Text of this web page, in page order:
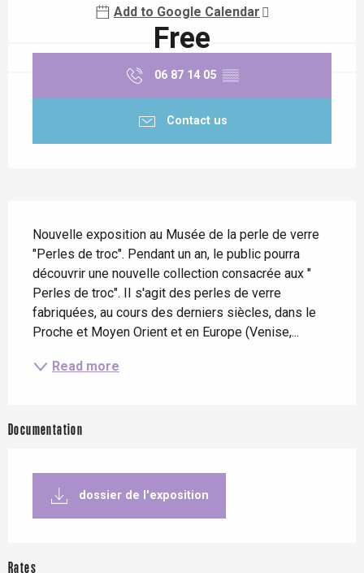
Add to Google Calendar
Free
06 87 14 05 ▒▒
Contact us
Nouvelle exposition au Musée de la perle de verre
"Perles de troc". Pendant un an, le public pourra
découvrir une nouvelle collection consacrée aux "
Perles de troc". II s'agit des perles de verre
fabriquées, au cours des derniers siècles, dans le
Proche et Moyen Orient et en Europe (Venise,...
Read more
Documentation
dossier de l'exposition
Rates